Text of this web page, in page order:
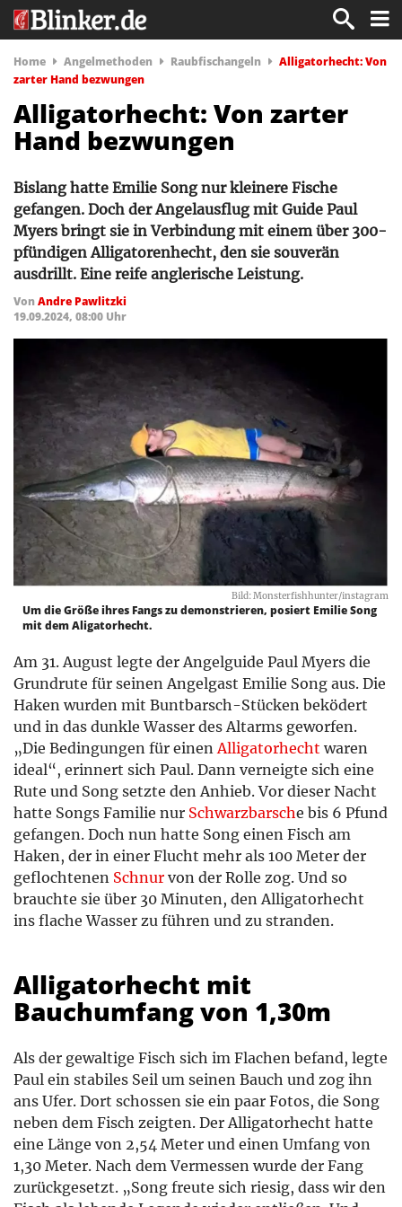
Home Angelmethoden Raubfischangeln
Alligatorhecht: Von
zarter Hand bezwungen
Alligatorhecht: Von zarter
Hand bezwungen
Bislang hatte Emilie Song nur kleinere Fische
gefangen. Doch der Angelausflug mit Guide Paul
Myers bringt sie in Verbindung mit einem über 300-
pfündigen Alligatorenhecht, den sie souverän
ausdrillt. Eine reife anglerische Leistung.
VonAndre Pawlitzki
19.09.2024, 08:00 Uhr
Bild: Monsterfishhunter/instagram
Um die Größe ihres Fangs zu demonstrieren, posiert Emilie Song
mit dem Aligatorhecht.
Am 31. August legte der Angelguide Paul Myers die
Grundrute für seinen Angelgast Emilie Song aus. Die
Haken wurden mit Buntbarsch-Stücken beködert
und in das dunkle Wasser des Altarms geworfen.
„Die Bedingungen für einen Alligatorhecht waren
ideal“, erinnert sich Paul. Dann verneigte sich eine
Rute und Song setzte den Anhieb. Vor dieser Nacht
hatte Songs Familie nur Schwarzbarsche bis 6 Pfund
gefangen. Doch nun hatte Song einen Fisch am
Haken, der in einer Flucht mehr als 100 Meter der
geflochtenen Schnur von der Rolle zog. Und so
brauchte sie über 30 Minuten, den Alligatorhecht
ins flache Wasser zu führen und zu stranden.
Alligatorhecht mit
Bauchumfang von 1,30m
Als der gewaltige Fisch sich im Flachen befand, legte
Paul ein stabiles Seil um seinen Bauch und zog ihn
ans Ufer. Dort schossen sie ein paar Fotos, die Song
neben dem Fisch zeigten. Der Alligatorhecht hatte
eine Länge von 2,54 Meter und einen Umfang von
1,30 Meter. Nach dem Vermessen wurde der Fang
zurückgesetzt. „Song freute sich riesig, dass wir den